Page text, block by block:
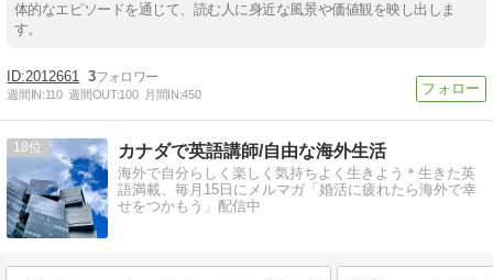
体的なエピソードを通じて、読む人に身近な風景や価値観を映し出しま
す。
2012661 3
週間IN:110 週間OUT:100 月間IN:450
18 カナダで英語講師/自由な海外生活
海外で自分らしく楽しく気持ちよく生きよう＊生きた英
語満載、毎月15日にメルマガ「婚活に疲れたら海外で幸
せをつかもう」配信中